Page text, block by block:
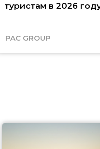
туристам в 2026
PAC GROUP